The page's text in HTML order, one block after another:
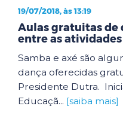
19/07/2018, às 13:19
Aulas gratuitas de
entre as atividades
Samba e axé são
dança oferecidas
Presidente Dutra.
Educaçã... [saiba mais]